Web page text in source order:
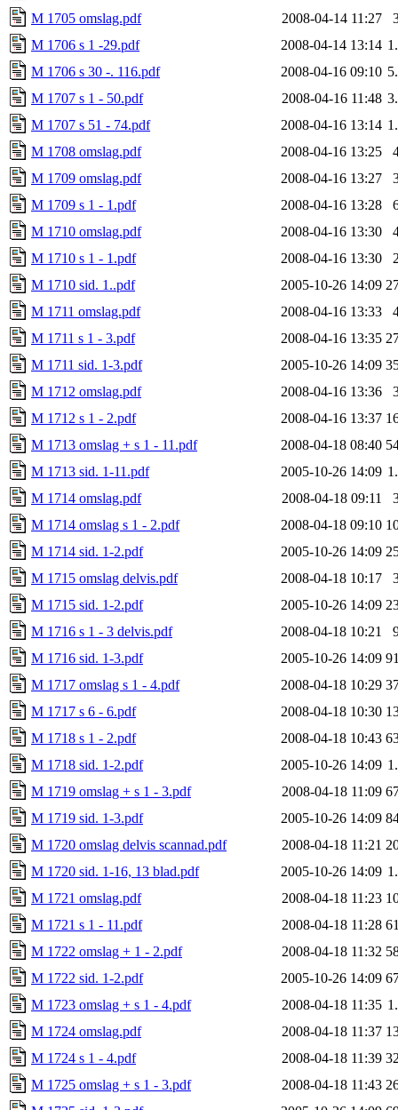
M 1705 omslag.pdf
2008-04-14 11:27
M 1706 s 1 -29.pdf
2008-04-14 13:14
M 1706 s 30 -. 116.pdf
2008-04-16 09:10
M 1707 s 1 - 50.pdf
2008-04-16 11:48
M 1707 s 51 - 74.pdf
2008-04-16 13:14
M 1708 omslag.pdf
2008-04-16 13:25
M 1709 omslag.pdf
2008-04-16 13:27
M 1709 s 1 - 1.pdf
2008-04-16 13:28
M 1710 omslag.pdf
2008-04-16 13:30
M 1710 s 1 - 1.pdf
2008-04-16 13:30
M 1710 sid. 1..pdf
2005-10-26 14:09
M 1711 omslag.pdf
2008-04-16 13:33
M 1711 s 1 - 3.pdf
2008-04-16 13:35
M 1711 sid. 1-3.pdf
2005-10-26 14:09
M 1712 omslag.pdf
2008-04-16 13:36
M 1712 s 1 - 2.pdf
2008-04-16 13:37
M 1713 omslag + s 1 - 11.pdf
2008-04-18 08:40
M 1713 sid. 1-11.pdf
2005-10-26 14:09
M 1714 omslag.pdf
2008-04-18 09:11
M 1714 omslag s 1 - 2.pdf
2008-04-18 09:10
M 1714 sid. 1-2.pdf
2005-10-26 14:09
M 1715 omslag delvis.pdf
2008-04-18 10:17
M 1715 sid. 1-2.pdf
2005-10-26 14:09
M 1716 s 1 - 3 delvis.pdf
2008-04-18 10:21
M 1716 sid. 1-3.pdf
2005-10-26 14:09
M 1717 omslag s 1 - 4.pdf
2008-04-18 10:29
M 1717 s 6 - 6.pdf
2008-04-18 10:30
M 1718 s 1 - 2.pdf
2008-04-18 10:43
M 1718 sid. 1-2.pdf
2005-10-26 14:09
M 1719 omslag + s 1 - 3.pdf
2008-04-18 11:09
M 1719 sid. 1-3.pdf
2005-10-26 14:09
M 1720 omslag delvis scannad.pdf
2008-04-18 11:21
M 1720 sid. 1-16, 13 blad.pdf
2005-10-26 14:09
M 1721 omslag.pdf
2008-04-18 11:23
M 1721 s 1 - 11.pdf
2008-04-18 11:28
M 1722 omslag + 1 - 2.pdf
2008-04-18 11:32
M 1722 sid. 1-2.pdf
2005-10-26 14:09
M 1723 omslag + s 1 - 4.pdf
2008-04-18 11:35
M 1724 omslag.pdf
2008-04-18 11:37
M 1724 s 1 - 4.pdf
2008-04-18 11:39
M 1725 omslag + s 1 - 3.pdf
2008-04-18 11:43